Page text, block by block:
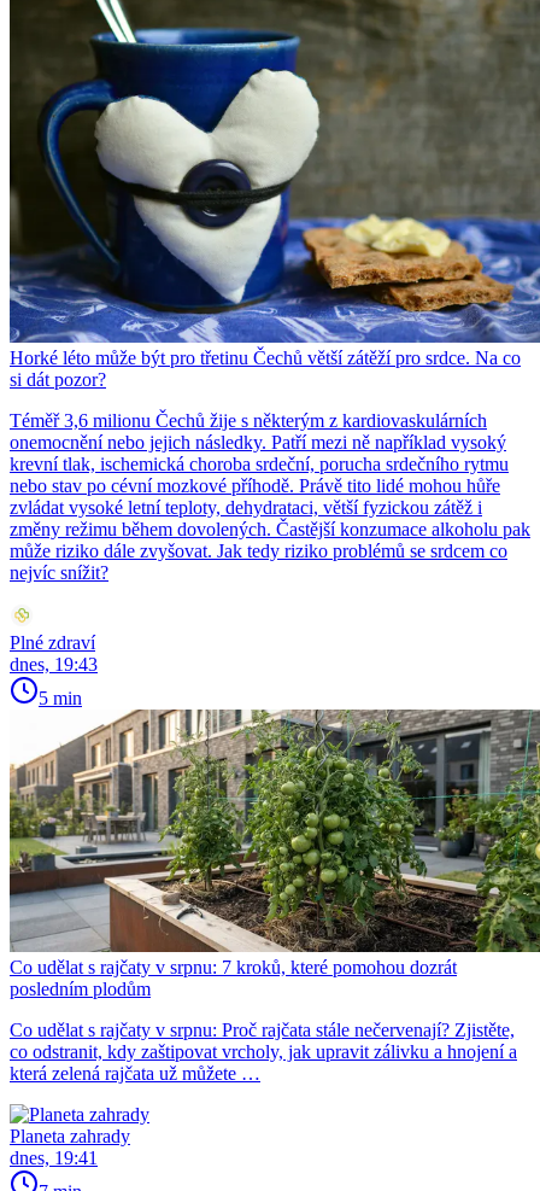
Horké léto může být pro třetinu Čechů větší zátěží pro srdce. Na co
si dát pozor?
Téměř 3,6 milionu Čechů žije s některým z kardiovaskulárních
onemocnění nebo jejich následky. Patří mezi ně například vysoký
krevní tlak, ischemická choroba srdeční, porucha srdečního rytmu
nebo stav po cévní mozkové příhodě. Právě tito lidé mohou hůře
zvládat vysoké letní teploty, dehydrataci, větší fyzickou zátěž i
změny režimu během dovolených. Častější konzumace alkoholu pak
může riziko dále zvyšovat. Jak tedy riziko problémů se srdcem co
nejvíc snížit?
Plné zdraví
dnes, 19:43
5 min
Co udělat s rajčaty v srpnu: 7 kroků, které pomohou dozrát
posledním plodům
Co udělat s rajčaty v srpnu: Proč rajčata stále nečervenají? Zjistěte,
co odstranit, kdy zaštipovat vrcholy, jak upravit zálivku a hnojení a
která zelená rajčata už můžete …
Planeta zahrady
dnes, 19:41